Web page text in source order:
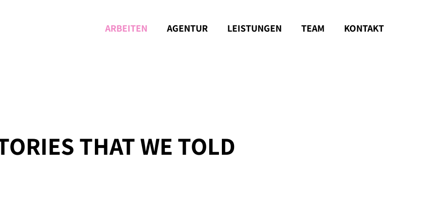
ARBEITEN AGENTUR LEISTUNGEN TEAM KONTAKT
THAT WE TOLD